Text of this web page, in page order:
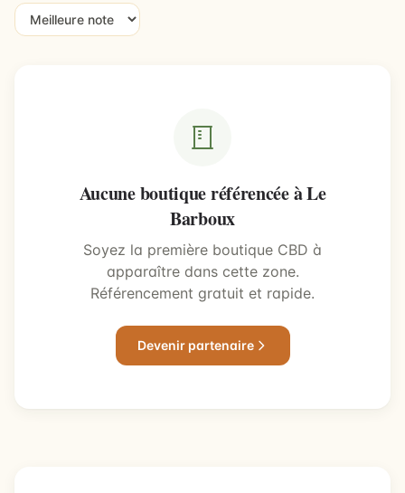
Aucune boutique référencée à Le
Barboux
Soyez la première boutique CBD à
apparaître dans cette zone.
Référencement gratuit et rapide.
Devenir partenaire